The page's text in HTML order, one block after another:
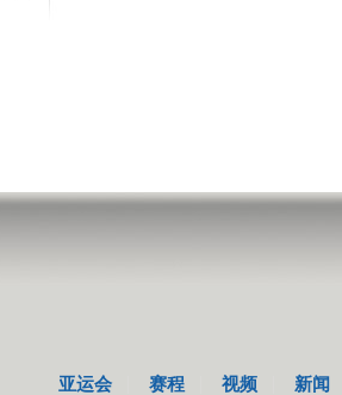
亚运会 赛程 视频 新闻